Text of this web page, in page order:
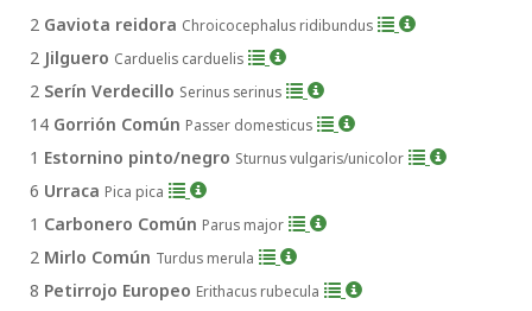
2 Gaviota reidora Chroicocephalus ridibundus
2 Jilguero Carduelis carduelis
2 Serín Verdecillo Serinus serinus
14 Gorrión Común Passer domesticus
1 Estornino pinto/negro Sturnus vulgaris/unicolor
6 Urraca Pica pica
1 Carbonero Común Parus major
2 Mirlo Común Turdus merula
8 Petirrojo Europeo Erithacus rubecula